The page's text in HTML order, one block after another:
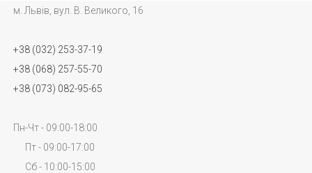
м. Львів, вул. В. Великого, 16
+38 (032) 253-37-19
+38 (068) 257-55-70
+38 (073) 082-95-65
Пн-Чт - 09:00-18:00
Пт - 09:00-17:00
Сб - 10:00-15:00